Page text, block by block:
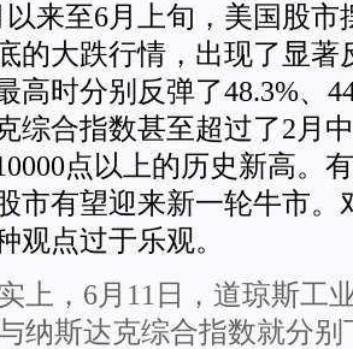
以来至6月上旬，美国股市
的大跌行情，出现了显著
高时分别反弹了48.3%、
综合指数甚至超过了2月
点以上的历史新高。
市有望迎来新一轮牛市。
观点过于乐观。
上，6月11日，道琼斯工
纳斯达克综合指数就分别